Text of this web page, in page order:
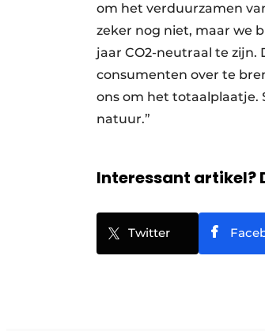
om het verduurzamen
zeker nog niet, maar we
jaar CO2-neutraal te zijn.
consumenten over te
ons om het totaalplaatje.
natuur.”
Interessant artikel?
Twitter